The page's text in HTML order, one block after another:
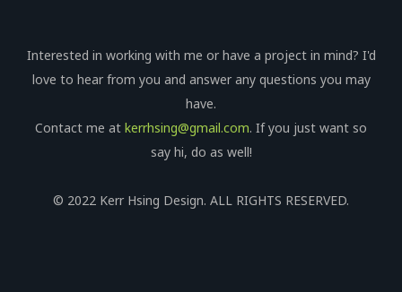
Interested in working with me or have a project in mind? I'd
love to hear from you and answer any questions you may
have.
Contact me at kerrhsing@gmail.com. If you just want so
say hi, do as well!
© 2022 Kerr Hsing Design. ALL RIGHTS RESERVED.